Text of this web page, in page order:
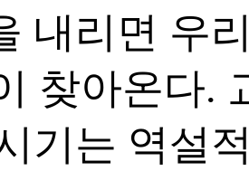
내리면 우
찾아온다.
기는 역설